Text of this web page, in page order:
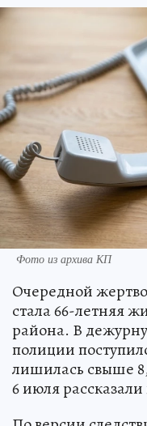
Фото из архива КП
Очередной
стала 66-летняя
района. В
полиции
лишилась свыше
6 июля